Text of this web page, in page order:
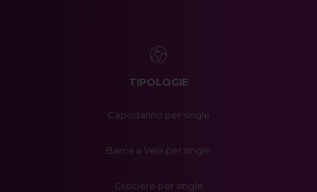
TIPOLOGIE
Capodanno per single
Barca a Vela per single
Crociere per single